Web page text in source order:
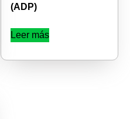
(ADP)
Leer más